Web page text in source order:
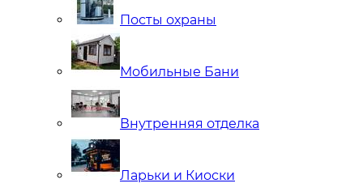
Посты охраны
Мобильные Бани
Внутренняя отделка
Ларьки и Киоски